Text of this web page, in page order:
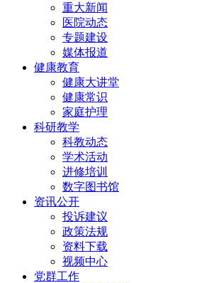
重大新闻
医院动态
专题建设
媒体报道
健康教育
健康大讲堂
健康常识
家庭护理
科研教学
科教动态
学术活动
进修培训
数字图书馆
资讯公开
投诉建议
政策法规
资料下载
视频中心
党群工作